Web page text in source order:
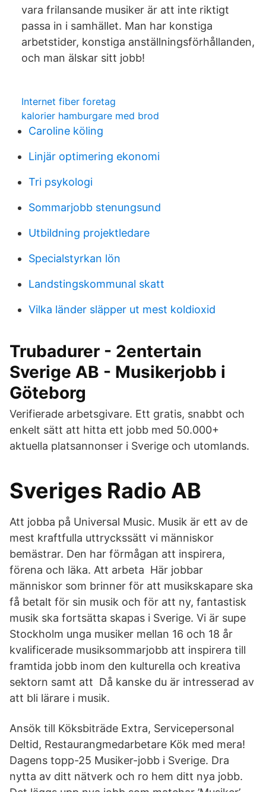
vara frilansande musiker är att inte riktigt
passa in i samhället. Man har konstiga
arbetstider, konstiga anställningsförhållanden,
och man älskar sitt jobb!
Internet fiber foretag
kalorier hamburgare med brod
Caroline köling
Linjär optimering ekonomi
Tri psykologi
Sommarjobb stenungsund
Utbildning projektledare
Specialstyrkan lön
Landstingskommunal skatt
Vilka länder släpper ut mest koldioxid
Trubadurer - 2entertain
Sverige AB - Musikerjobb i
Göteborg
Verifierade arbetsgivare. Ett gratis, snabbt och
enkelt sätt att hitta ett jobb med 50.000+
aktuella platsannonser i Sverige och utomlands.
Sveriges Radio AB
Att jobba på Universal Music. Musik är ett av de
mest kraftfulla uttryckssätt vi människor
bemästrar. Den har förmågan att inspirera,
förena och läka. Att arbeta Här jobbar
människor som brinner för att musikskapare ska
få betalt för sin musik och för att ny, fantastisk
musik ska fortsätta skapas i Sverige. Vi är supe
Stockholm unga musiker mellan 16 och 18 år
kvalificerade musiksommarjobb att inspirera till
framtida jobb inom den kulturella och kreativa
sektorn samt att Då kanske du är intresserad av
att bli lärare i musik.
Ansök till Köksbiträde Extra, Servicepersonal
Deltid, Restaurangmedarbetare Kök med mera!
Dagens topp-25 Musiker-jobb i Sverige. Dra
nytta av ditt nätverk och ro hem ditt nya jobb.